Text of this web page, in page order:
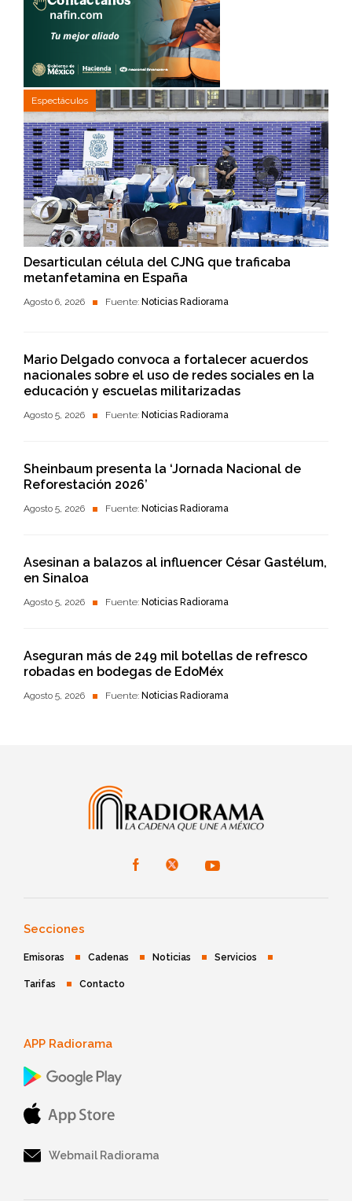
Espectáculos
Desarticulan célula del CJNG que traficaba
metanfetamina en España
Agosto 6, 2026 Fuente: Noticias Radiorama
Mario Delgado convoca a fortalecer acuerdos
nacionales sobre el uso de redes sociales en la
educación y escuelas militarizadas
Agosto 5, 2026 Fuente: Noticias Radiorama
Sheinbaum presenta la ‘Jornada Nacional de
Reforestación 2026’
Agosto 5, 2026 Fuente: Noticias Radiorama
Asesinan a balazos al influencer César Gastélum,
en Sinaloa
Agosto 5, 2026 Fuente: Noticias Radiorama
Aseguran más de 249 mil botellas de refresco
robadas en bodegas de EdoMéx
Agosto 5, 2026 Fuente: Noticias Radiorama
Secciones
Emisoras Cadenas Noticias Servicios
Tarifas Contacto
APP Radiorama
Webmail Radiorama